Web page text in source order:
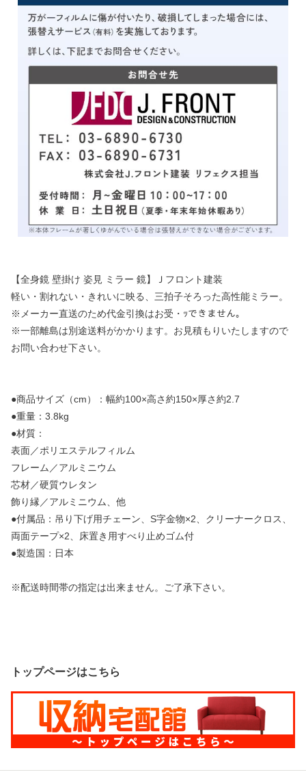
【全身鏡 壁掛け 姿見 ミラー 鏡】Ｊフロント建装
軽い・割れない・きれいに映る、三拍子そろった高性能ミラー。
※メーカー直送のため代金引換はお受・ｯできません。
※一部離島は別途送料がかかります。お見積もりいたしますので
お問い合わせ下さい。
●商品サイズ（cm）：幅約100×高さ約150×厚さ約2.7
●重量：3.8kg
●材質：
表面／ポリエステルフィルム
フレーム／アルミニウム
芯材／硬質ウレタン
飾り縁／アルミニウム、他
●付属品：吊り下げ用チェーン、S字金物×2、クリーナークロス、
両面テープ×2、床置き用すべり止めゴム付
●製造国：日本
※配送時間帯の指定は出来ません。ご了承下さい。
トップページはこちら